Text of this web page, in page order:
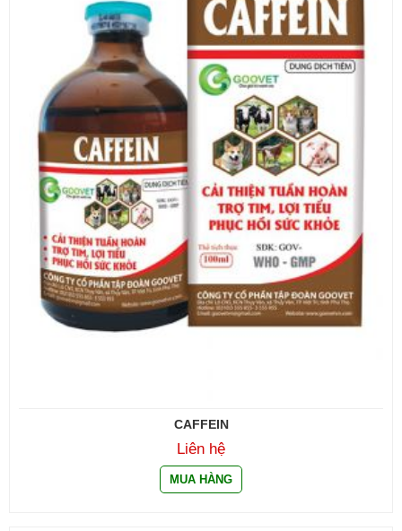
CAFFEIN
Liên hệ